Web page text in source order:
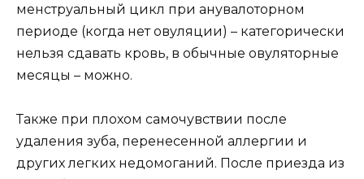
менструальный цикл при анувалоторном
периоде (когда нет овуляции) – категорически
нельзя сдавать кровь, в обычные овуляторные
месяцы – можно.
Также при плохом самочувствии после
удаления зуба, перенесенной аллергии и
других легких недомоганий. После приезда из